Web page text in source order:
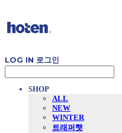
LOG IN 로그인
SHOP
ALL
NEW
WINTER
트래퍼햇